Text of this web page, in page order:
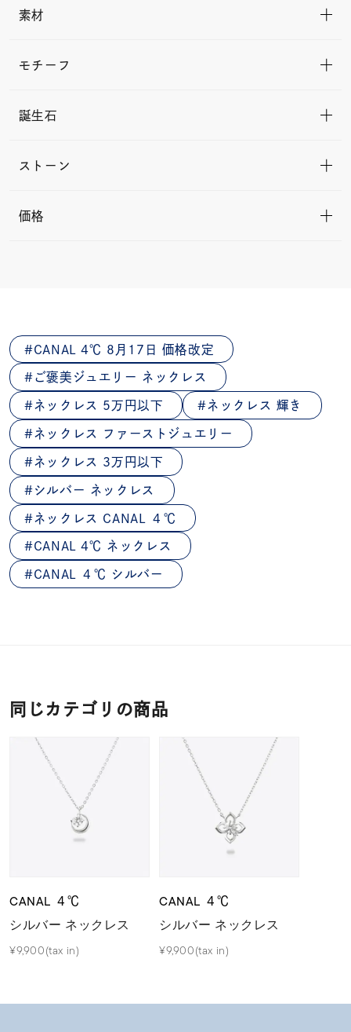
素材
モチーフ
誕生石
ストーン
価格
CANAL 4℃ 8月17日 価格改定
ご褒美ジュエリー ネックレス
ネックレス 5万円以下 ネックレス 輝き
ネックレス ファーストジュエリー
ネックレス 3万円以下
シルバー ネックレス
ネックレス CANAL ４℃
CANAL 4℃ ネックレス
CANAL ４℃ シルバー
同じカテゴリの商品
CANAL ４℃
シルバー ネックレス
¥9,900(tax in)
CANAL ４℃
シルバー ネックレス
¥9,900(tax in)